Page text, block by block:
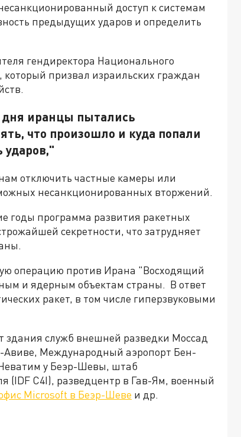
доступ к системам
предыдущих ударов и определить
гендиректора Национального
призвал израильских граждан
иранцы пытались
что произошло и куда попали
ударов,"
отключить частные камеры или
несанкционированных вторжений.
годы программа развития ракетных
секретности, что затрудняет
операцию против Ирана "Восходящий
и ядерным объектам страны. В ответ
ракет, в том числе гиперзвуковыми
служб внешней разведки Моссад
Международный аэропорт Бен-
у Беэр-Шевы, штаб
(IDF C4I), разведцентр в Гав-Ям, военный
Microsoft в Беэр-Шеве и др.